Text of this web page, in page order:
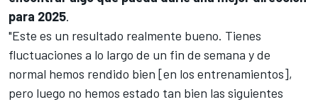
para 2025.
"Este es un resultado realmente bueno. Tienes
fluctuaciones a lo largo de un fin de semana y de
normal hemos rendido bien [en los entrenamientos],
pero luego no hemos estado tan bien las siguientes